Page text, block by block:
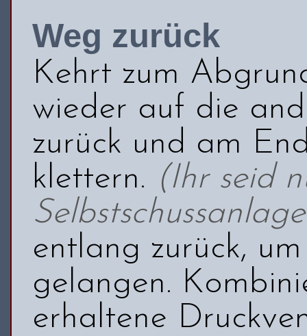
Weg zurück
Kehrt zum
wieder auf die
zurück und am
klettern. (Ihr seid
entlang zurück,
gelangen.
erhaltene